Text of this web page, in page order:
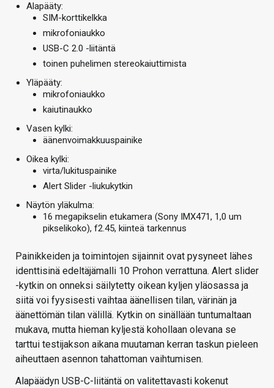
Alapääty:
SIM-korttikelkka
mikrofoniaukko
USB-C 2.0 -liitäntä
toinen puhelimen stereokaiuttimista
Yläpääty:
mikrofoniaukko
kaiutinaukko
Vasen kylki:
äänenvoimakkuuspainike
Oikea kylki:
virta/lukituspainike
Alert Slider -liukukytkin
Näytön yläkulma:
16 megapikselin etukamera (Sony IMX471, 1,0 um
pikselikoko), f2.45, kiinteä tarkennus
Painikkeiden ja toimintojen sijainnit ovat pysyneet lähes
identtisinä edeltäjämalli 10 Prohon verrattuna. Alert slider
-kytkin on onneksi säilytetty oikean kyljen yläosassa ja
siitä voi fyysisesti vaihtaa äänellisen tilan, värinän ja
äänettömän tilan välillä. Kytkin on sinällään tuntumaltaan
mukava, mutta hieman kyljestä kohollaan olevana se
tarttui testijakson aikana muutaman kerran taskun pieleen
aiheuttaen asennon tahattoman vaihtumisen.
Alapäädyn USB-C-liitäntä on valitettavasti kokenut